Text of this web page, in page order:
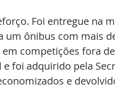
um ônibus com mais
competições fora
foi adquirido pela
e